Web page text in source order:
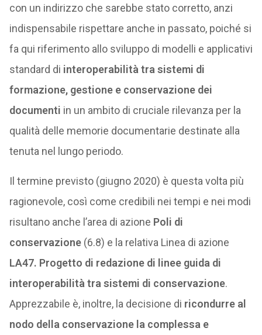
con un indirizzo che sarebbe stato corretto, anzi
indispensabile rispettare anche in passato, poiché si
fa qui riferimento allo sviluppo di modelli e applicativi
standard di interoperabilità tra sistemi di
formazione, gestione e conservazione dei
documenti in un ambito di cruciale rilevanza per la
qualità delle memorie documentarie destinate alla
tenuta nel lungo periodo.
Il termine previsto (giugno 2020) è questa volta più
ragionevole, così come credibili nei tempi e nei modi
risultano anche l’area di azione Poli di
conservazione(6.8) e la relativa Linea di azione
LA47. Progetto di redazione di linee guida di
interoperabilità tra sistemi di conservazione.
Apprezzabile è, inoltre, la decisione di ricondurre al
nodo della conservazione la complessa e